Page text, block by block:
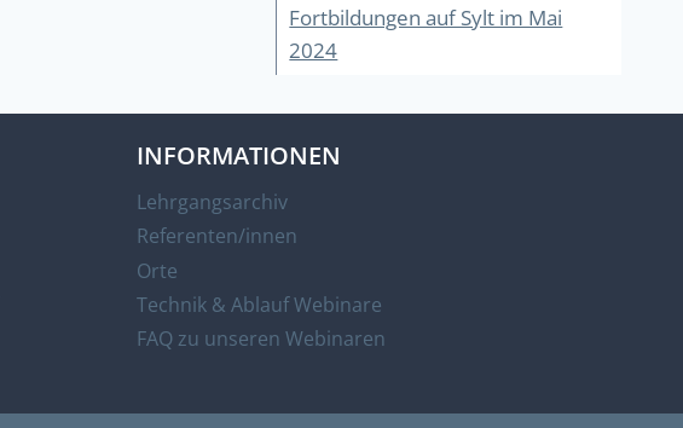
Fortbildungen auf Sylt im Mai
2024
INFORMATIONEN
Lehrgangsarchiv
Referenten/innen
Orte
Technik & Ablauf Webinare
FAQ zu unseren Webinaren